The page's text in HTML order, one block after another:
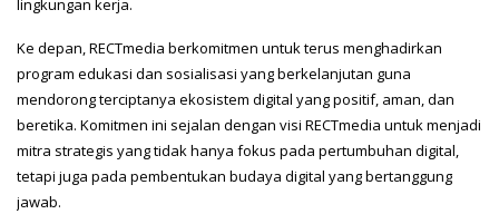
lingkungan kerja.
Ke depan, RECTmedia berkomitmen untuk terus menghadirkan
program edukasi dan sosialisasi yang berkelanjutan guna
mendorong terciptanya ekosistem digital yang positif, aman, dan
beretika. Komitmen ini sejalan dengan visi RECTmedia untuk menjadi
mitra strategis yang tidak hanya fokus pada pertumbuhan digital,
tetapi juga pada pembentukan budaya digital yang bertanggung
jawab.